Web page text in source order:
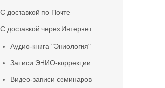
С доставкой по Почте
С доставкой через Интернет
Аудио-книга "Эниология"
Записи ЭНИО-коррекции
Видео-записи семинаров